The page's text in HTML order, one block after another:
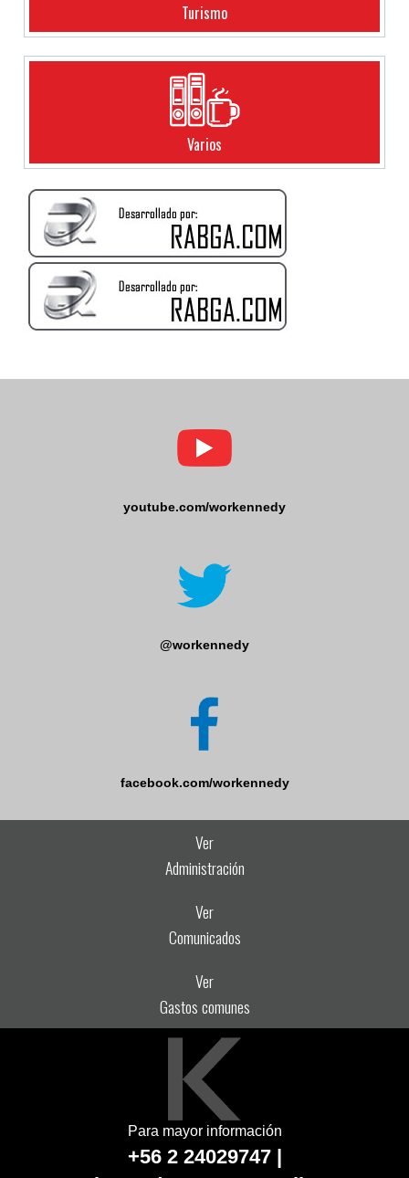
Turismo
Varios
youtube.com/workennedy
@workennedy
facebook.com/workennedy
Ver
Administración
Ver
Comunicados
Ver
Gastos comunes
Para mayor información
+56 2 24029747 |